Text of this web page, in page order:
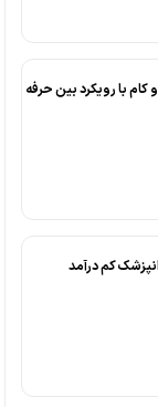
با رویکرد بین حرفه
کم درآمد